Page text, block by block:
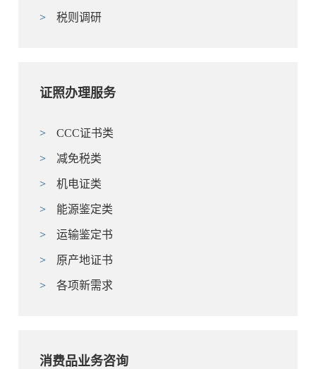
> 税则调研
证照办理服务
> CCC证书类
> 减免税类
> 机电证类
> 能源鉴定类
> 运输鉴定书
> 原产地证书
> 各项新需求
消费品业务咨询